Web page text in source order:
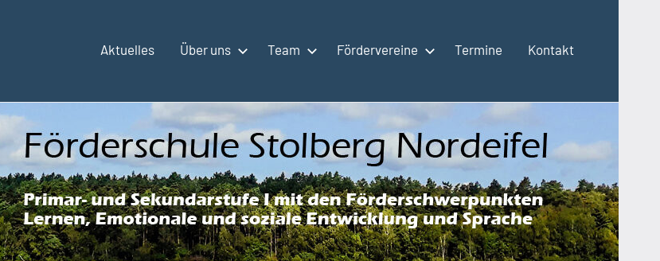
Aktuelles Über uns Team Fördervereine Termine Kontakt